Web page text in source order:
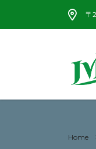
〒
Home